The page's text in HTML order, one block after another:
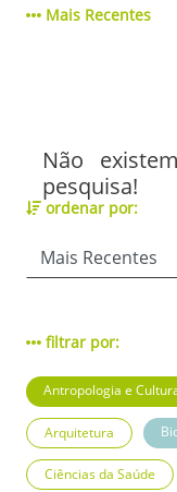
Mais Recentes
Não
pesquisa!
ordenar por:
filtrar por:
Antropologia e
Arquitetura
Ciências da Saúde